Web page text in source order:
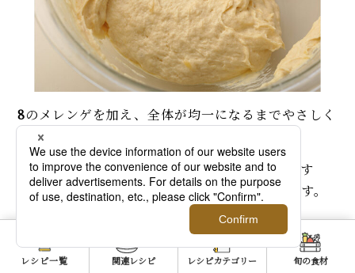
8のメレンゲを加え、全体が均一になるまでやさしく
混ぜる。
「メレンゲは数回に分けて加えることが多いです
が、今回は量が少ないので、1度に加えてOKです。
泡をつぶさないようやさしく混ぜましょう」
11. 型に入れ、表面を平らにならす
レシピ一覧 関連レシピ レシピカテゴリー 旬の食材